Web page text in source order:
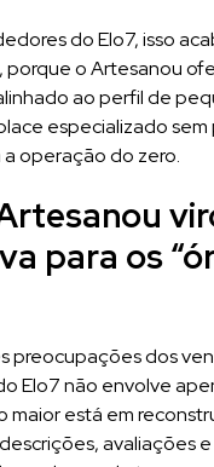
do Elo7, isso
porque o Artesanou
ao perfil de
especializado sem
operação do zero.
para os
preocupações dos
Elo7 não envolve
maior está em
avaliações